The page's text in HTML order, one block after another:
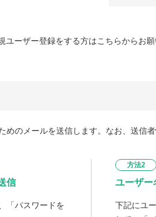
ーザー登録をする方はこちらからお願
のメールを送信します。なお、送信者
信
「パスワードを
方法2
ユーザー
下記にユ